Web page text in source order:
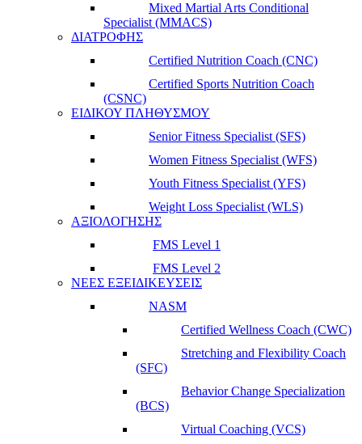
Mixed Martial Arts Conditional
Specialist (MMACS)
ΔΙΑΤΡΟΦΗΣ
Certified Nutrition Coach (CNC)
Certified Sports Nutrition Coach
(CSNC)
ΕΙΔΙΚΟΥ ΠΛΗΘΥΣΜΟΥ
Senior Fitness Specialist (SFS)
Women Fitness Specialist (WFS)
Youth Fitness Specialist (YFS)
Weight Loss Specialist (WLS)
ΑΞΙΟΛΟΓΗΣΗΣ
FMS Level 1
FMS Level 2
ΝΕΕΣ ΕΞΕΙΔΙΚΕΥΣΕΙΣ
NASM
Certified Wellness Coach (CWC)
Stretching and Flexibility Coach
(SFC)
Behavior Change Specialization
(BCS)
Virtual Coaching (VCS)